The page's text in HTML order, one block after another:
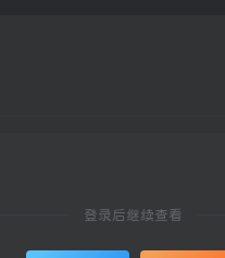
登录后继续查看